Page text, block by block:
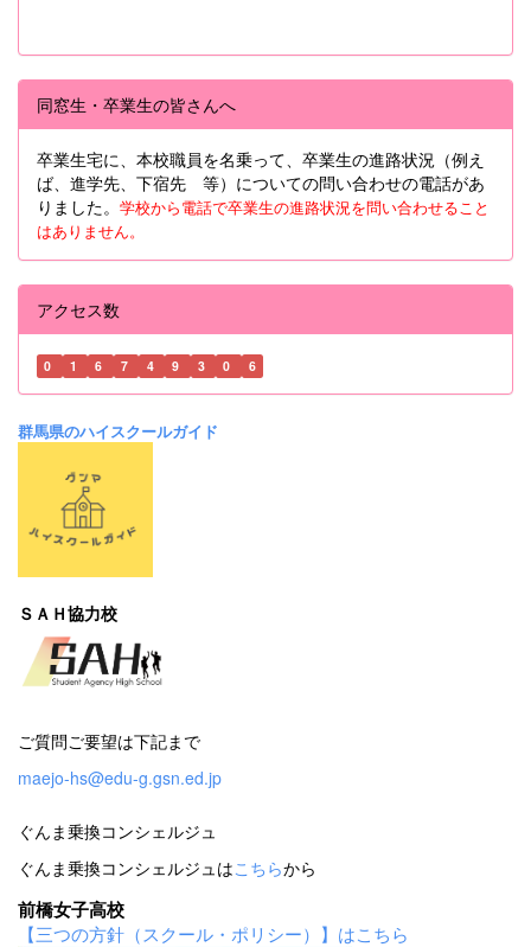
同窓生・卒業生の皆さんへ
卒業生宅に、本校職員を名乗って、卒業生の進路状況（例え
ば、進学先、下宿先 等）についての問い合わせの電話があ
りました。 学校から電話で卒業生の進路状況を問い合わせること
はありません。
アクセス数
0 1 6 7 4 9 3 0 6
群馬県のハイスクールガイド
ＳＡＨ協力校
ご質問ご要望は下記まで
maejo-hs@edu-g.gsn.ed.jp
ぐんま乗換コンシェルジュ
ぐんま乗換コンシェルジュはこちらから
前橋女子高校
【三つの方針（スクール・ポリシー）】はこちら